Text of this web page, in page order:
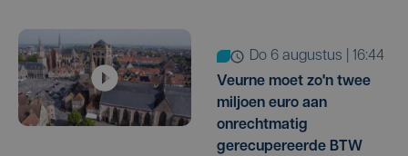
do 6 augustus | 16:44
Veurne moet zo'n twee
miljoen euro aan
onrechtmatig
gerecupereerde BTW